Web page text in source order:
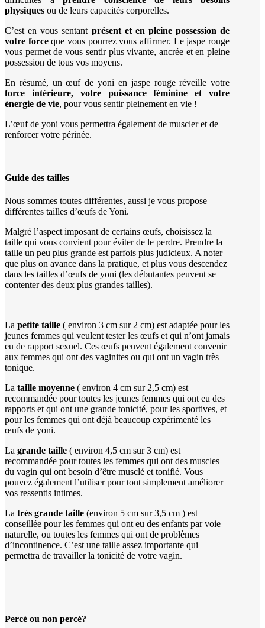
physiques ou de leurs capacités corporelles.
C’est en vous sentant présent et en pleine possession de
votre forceque vous pourrez vous affirmer. Le jaspe rouge
vous permet de vous sentir plus vivante, ancrée et en pleine
possession de tous vos moyens.
En résumé, un œuf de yoni en jaspe rouge réveille votre
force intérieure, votre puissance féminine et votre
énergie de vie, pour vous sentir pleinement en vie !
L’œuf de yoni vous permettra également de muscler et de
renforcer votre périnée.
Guide des tailles
Nous sommes toutes différentes, aussi je vous propose
différentes tailles d’œufs de Yoni.
Malgré l’aspect imposant de certains œufs, choisissez la
taille qui vous convient pour éviter de le perdre. Prendre la
taille un peu plus grande est parfois plus judicieux. A noter
que plus on avance dans la pratique, et plus vous descendez
dans les tailles d’œufs de yoni (les débutantes peuvent se
contenter des deux plus grandes tailles).
La petite taille ( environ 3 cm sur 2 cm) est adaptée pour les
jeunes femmes qui veulent tester les œufs et qui n’ont jamais
eu de rapport sexuel. Ces œufs peuvent également convenir
aux femmes qui ont des vaginites ou qui ont un vagin très
tonique.
La taille moyenne ( environ 4 cm sur 2,5 cm) est
recommandée pour toutes les jeunes femmes qui ont eu des
rapports et qui ont une grande tonicité, pour les sportives, et
pour les femmes qui ont déjà beaucoup expérimenté les
œufs de yoni.
La grande taille ( environ 4,5 cm sur 3 cm) est
recommandée pour toutes les femmes qui ont des muscles
du vagin qui ont besoin d’être musclé et tonifié. Vous
pouvez également l’utiliser pour tout simplement améliorer
vos ressentis intimes.
La très grande taille (environ 5 cm sur 3,5 cm ) est
conseillée pour les femmes qui ont eu des enfants par voie
naturelle, ou toutes les femmes qui ont de problèmes
d’incontinence. C’est une taille assez importante qui
permettra de travailler la tonicité de votre vagin.
Percé ou non percé?